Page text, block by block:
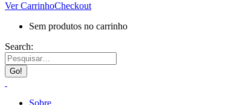
Ver CarrinhoCheckout
Sem produtos no carrinho
Search:
Sobre